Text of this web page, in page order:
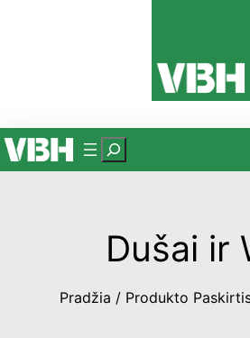
P
a
a
Dušai ir
Pradžia / Produkto